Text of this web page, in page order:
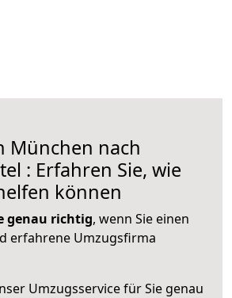
München nach
: Erfahren Sie, wie
können
genau richtig, wenn Sie einen
erfahrene Umzugsfirma
Umzugsservice für Sie genau